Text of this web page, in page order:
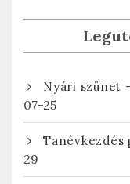
Nyári szünet
07-25
Tanévkezdés
29